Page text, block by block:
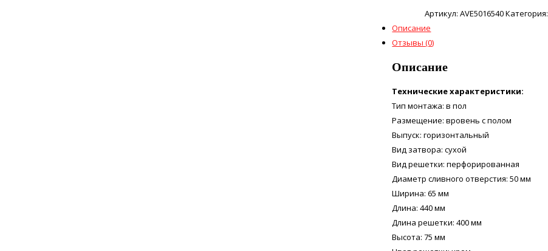
Артикул: AVE5016540Категория:
Описание
Отзывы (0)
Описание
Технические характеристики:
Тип монтажа: в пол
Размещение: вровень с полом
Выпуск: горизонтальный
Вид затвора: сухой
Вид решетки: перфорированная
Диаметр сливного отверстия: 50 мм
Ширина: 65 мм
Длина: 440 мм
Длина решетки: 400 мм
Высота: 75 мм